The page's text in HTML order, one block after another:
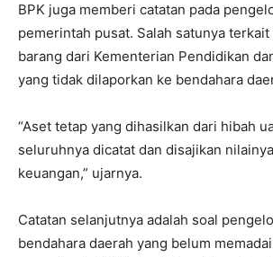
BPK juga memberi catatan pada
pemerintah pusat. Salah satunya
barang dari Kementerian Pendidikan
yang tidak dilaporkan ke bendahara
“Aset tetap yang dihasilkan dari hibah
seluruhnya dicatat dan disajikan
keuangan,” ujarnya.
Catatan selanjutnya adalah soal
bendahara daerah yang belum